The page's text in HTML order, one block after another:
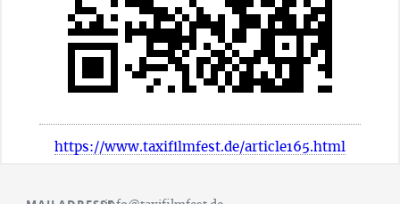
https://www.taxifilmfest.de/article165.html